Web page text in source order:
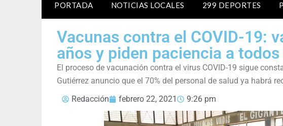
PORTADA NOTICIAS LOCALES 299 DEPORTES
Vacunas contra el COVID-19:
años y piden paciencia a
El proceso de vacunación contra el virus COVID-19 sigue
Gutiérrez anuncio que el 70% del personal de salud ya habrá
Redacción
febrero 22, 2021 9:26 pm